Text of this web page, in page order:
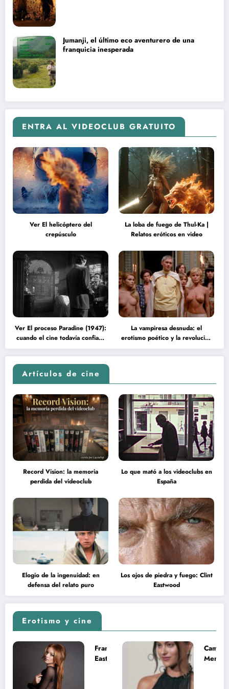
Jumanji, el último eco aventurero de una
franquicia inesperada
ENTRA AL VIDEOCLUB GRATUITO
Ver El helicóptero del
crepúsculo
La loba de fuego de Thul-Ka |
Relatos eróticos en video
Ver El proceso Paradine (1947):
cuando el cine todavía confiaba
en la inteligencia del espectador
La vampiresa desnuda: el
erotismo poético y la revolución
psicodélica de Jean Rollin
Artículos de cine
Record Vision: la memoria
perdida del videoclub
Lo que mató a los videoclubs en
España
Elogio de la ingenuidad: en
defensa del relato puro
Los ojos de piedra y fuego: Clint
Eastwood
Erotismo y cine
Francesca
Eastwood y
Camila
Mendes